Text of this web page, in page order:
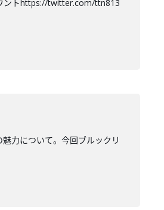
ントhttps://twitter.com/ttn813
力について。今回ブルックリ